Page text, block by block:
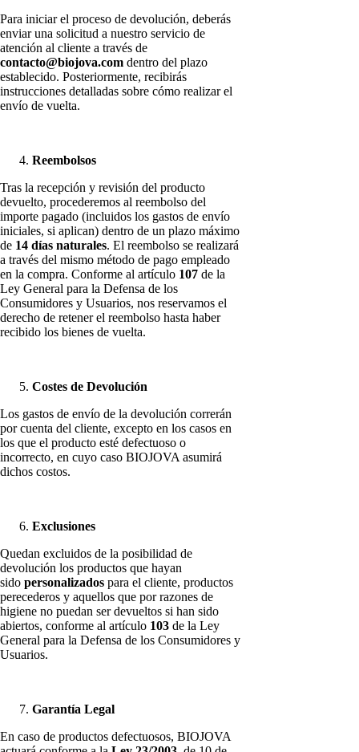
Para iniciar el proceso de devolución, deberás
enviar una solicitud a nuestro servicio de
atención al cliente a través de
contacto@biojova.com dentro del plazo
establecido. Posteriormente, recibirás
instrucciones detalladas sobre cómo realizar el
envío de vuelta.
Reembolsos
Tras la recepción y revisión del producto
devuelto, procederemos al reembolso del
importe pagado (incluidos los gastos de envío
iniciales, si aplican) dentro de un plazo máximo
de 14 días naturales. El reembolso se realizará
a través del mismo método de pago empleado
en la compra. Conforme al artículo 107 de la
Ley General para la Defensa de los
Consumidores y Usuarios, nos reservamos el
derecho de retener el reembolso hasta haber
recibido los bienes de vuelta.
Costes de Devolución
Los gastos de envío de la devolución correrán
por cuenta del cliente, excepto en los casos en
los que el producto esté defectuoso o
incorrecto, en cuyo caso BIOJOVA asumirá
dichos costos.
Exclusiones
Quedan excluidos de la posibilidad de
devolución los productos que hayan
sido personalizados para el cliente, productos
perecederos y aquellos que por razones de
higiene no puedan ser devueltos si han sido
abiertos, conforme al artículo 103 de la Ley
General para la Defensa de los Consumidores y
Usuarios.
Garantía Legal
En caso de productos defectuosos, BIOJOVA